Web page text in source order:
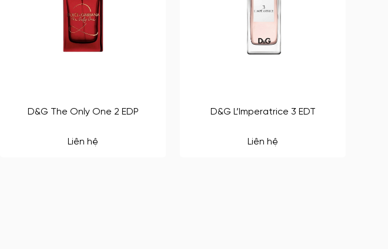
D&G The Only One 2 EDP
Liên hệ
D&G L’Imperatrice 3 EDT
Liên hệ